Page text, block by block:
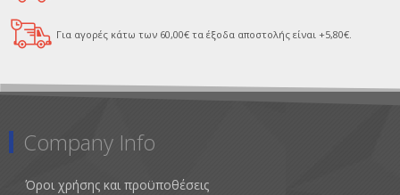
Για αγορές κάτω των 60,00€ τα έξοδα αποστολής είναι +5,80€.
Company Info
Όροι χρήσης και προϋποθέσεις